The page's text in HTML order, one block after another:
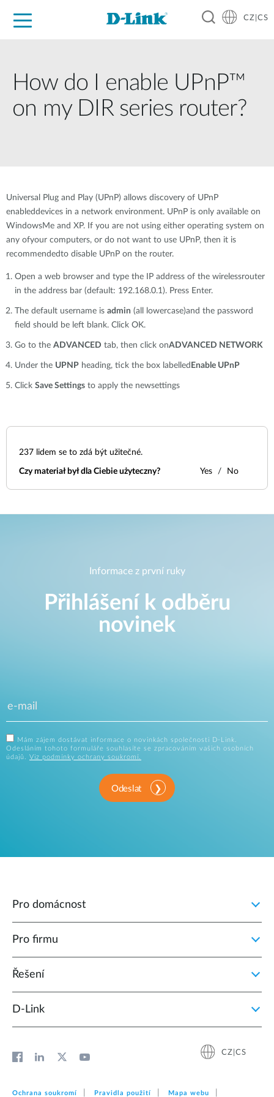
CZ|CS
How do I enable UPnP™
on my DIR series router?
Universal Plug and Play (UPnP) allows discovery of UPnP
enableddevices in a network environment. UPnP is only available on
WindowsMe and XP. If you are not using either operating system on
any ofyour computers, or do not want to use UPnP, then it is
recommendedto disable UPnP on the router.
Open a web browser and type the IP address of the wirelessrouter
in the address bar (default: 192.168.0.1). Press Enter.
The default username is admin (all lowercase)and the password
field should be left blank. Click OK.
Go to the ADVANCED tab, then click onADVANCED NETWORK
Under the UPNP heading, tick the box labelled Enable UPnP
Click Save Settings to apply the newsettings
237 lidem se to zdá být užitečné.
Czy materiał był dla Ciebie użyteczny? Yes No
Informace z první ruky
Přihlášení k odběru
novinek
Mám zájem dostávat informace o novinkách společnosti D-Link.
Odesláním tohoto formuláře souhlasíte se zpracováním vašich osobních
údajů. Viz podmínky ochrany soukromí.
Odeslat
Pro domácnost
Pro firmu
Řešení
D‑Link
CZ|CS
Ochrana soukromí Pravidla použití Mapa webu